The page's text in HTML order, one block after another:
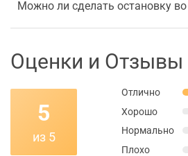
Можно ли сделать остановку
Оценки и Отзывы
5
из 5
Отлично
Хорошо
Нормально
Плохо